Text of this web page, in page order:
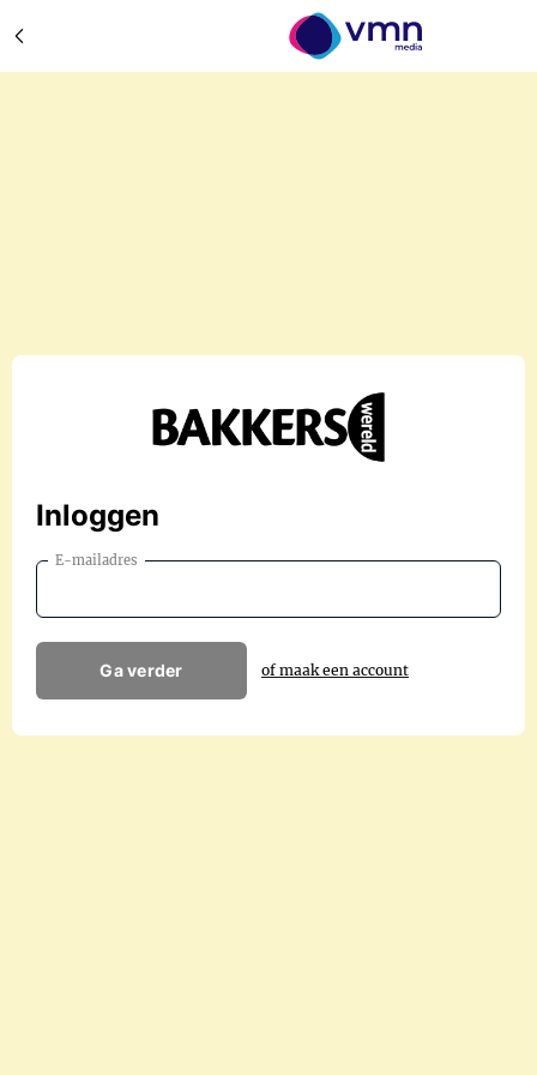
Inloggen
E-mailadres
Ga verder of maak een account